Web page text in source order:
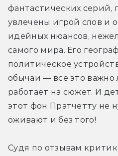
фантастических серий,
увлечены игрой слов и
идейных нюансов,
самого мира. Его
политическое
обычаи — всё это важно
работает на сюжет. И
этот фон Пратчетту не
оживают и без того!
Судя по отзывам